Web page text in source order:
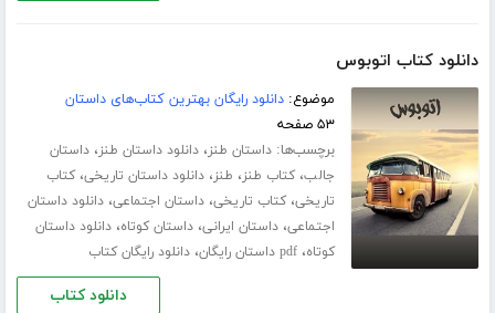
دانلود کتاب اتوبوس
موضوع:دانلود رایگان بهترین کتاب‌های داستان
۵۳ صفحه
برچسب‌ها:داستان طنز،دانلود داستان طنز،داستان
جالب،کتاب طنز، طنز،دانلود داستان تاریخی،کتاب
تاریخی،کتاب تاریخی،داستان اجتماعی،دانلود داستان
اجتماعی،داستان ایرانی،داستان کوتاه،دانلود داستان
کوتاه،pdf داستان رایگان ،دانلود رایگان کتاب
دانلود کتاب